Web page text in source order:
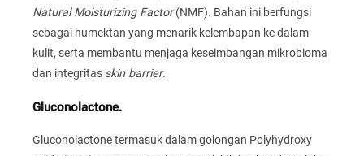
Natural Moisturizing Factor(NMF). Bahan ini berfungsi
sebagai humektan yang menarik kelembapan ke dalam
kulit, serta membantu menjaga keseimbangan mikrobioma
dan integritas skin barrier.
Gluconolactone.
Gluconolactone termasuk dalam golongan Polyhydroxy